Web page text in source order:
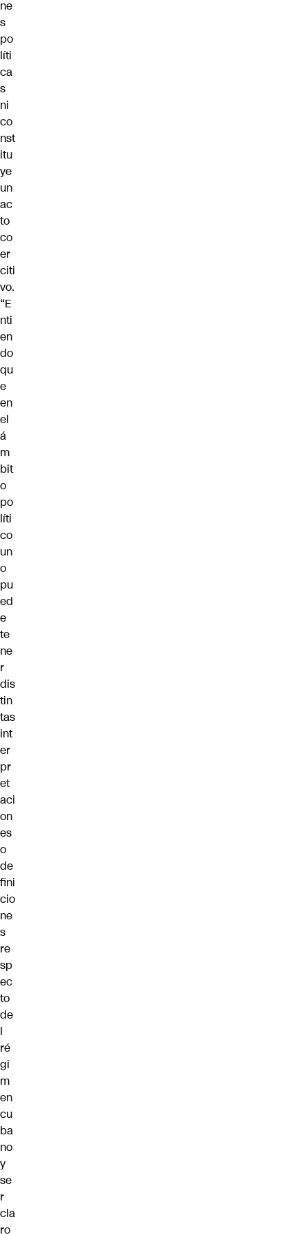
ne
s
po
líti
ca
s
ni
co
nst
itu
ye
un
ac
to
co
er
citi
vo.
“E
nti
en
do
qu
e
en
el
á
m
bit
o
po
líti
co
un
o
pu
ed
e
te
ne
r
dis
tin
tas
int
er
pr
et
aci
on
es
o
de
fini
cio
ne
s
re
sp
ec
to
de
l
ré
gi
m
en
cu
ba
no
y
se
r
cla
ro